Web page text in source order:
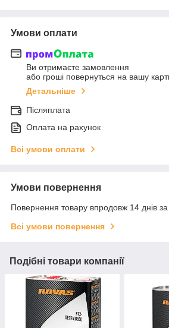
Умови оплати
Ви отримаєте замовлення
або гроші повернуться на вашу
Детальніше
Післяплата
Оплата на рахунок
Всі умови оплати
Умови повернення
Повернення товару впродовж 14 днів
Всі умови повернення
Подібні товари компанії